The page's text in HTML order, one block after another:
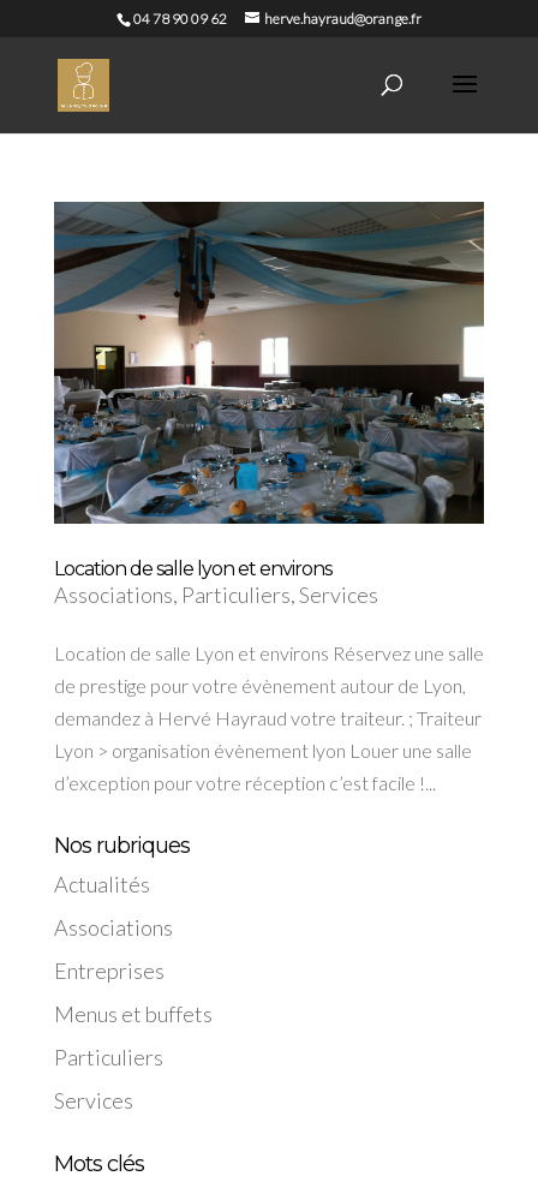
04 78 90 09 62 herve.hayraud@orange.fr
Location de salle lyon et environs
Associations, Particuliers,Services
Location de salle Lyon et environs Réservez une salle
de prestige pour votre évènement autour de Lyon,
demandez à Hervé Hayraud votre traiteur. ; Traiteur
Lyon > organisation évènement lyon Louer une salle
d’exception pour votre réception c’est facile !...
Nos rubriques
Actualités
Associations
Entreprises
Menus et buffets
Particuliers
Services
Mots clés